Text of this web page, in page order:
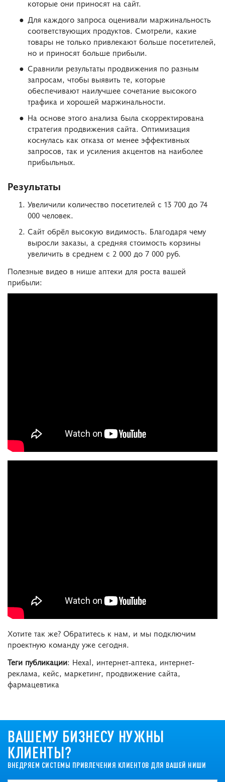
которые они приносят на сайт.
Для каждого запроса оценивали маржинальность
соответствующих продуктов. Смотрели, какие
товары не только привлекают больше посетителей,
но и приносят больше прибыли.
Сравнили результаты продвижения по разным
запросам, чтобы выявить те, которые
обеспечивают наилучшее сочетание высокого
трафика и хорошей маржинальности.
На основе этого анализа была скорректирована
стратегия продвижения сайта. Оптимизация
коснулась как отказа от менее эффективных
запросов, так и усиления акцентов на наиболее
прибыльных.
Результаты
Увеличили количество посетителей с 13 700 до 74
000 человек.
Сайт обрёл высокую видимость. Благодаря чему
выросли заказы, а средняя стоимость корзины
увеличить в среднем с 2 000 до 7 000 руб.
Полезные видео в нише аптеки для роста вашей
прибыли:
Хотите так же? Обратитесь к нам, и мы подключим
проектную команду уже сегодня.
Теги публикации: Hexal, интернет-аптека, интернет-
реклама, кейс, маркетинг, продвижение сайта,
фармацевтика
ВАШЕМУ БИЗНЕСУ НУЖНЫ
КЛИЕНТЫ?
ВНЕДРЯЕМ СИСТЕМЫ ПРИВЛЕЧЕНИЯ КЛИЕНТОВ ДЛЯ ВАШЕЙ НИШИ